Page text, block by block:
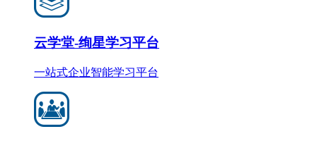
云学堂-绚星学习平台
一站式企业智能学习平台